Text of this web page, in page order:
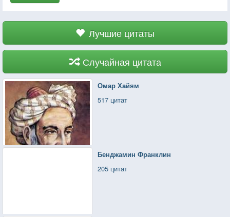
Лучшие цитаты
Случайная цитата
Омар Хайям
517 цитат
Бенджамин Франклин
205 цитат